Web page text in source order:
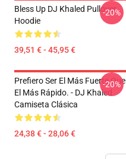
Bless Up DJ Khaled Pullover
Hoodie
39,51 € - 45,95 €
-20%
Prefiero Ser El Más Fuerte Que
El Más Rápido. - DJ Khaled
Camiseta Clásica
24,38 € - 28,06 €
-20%